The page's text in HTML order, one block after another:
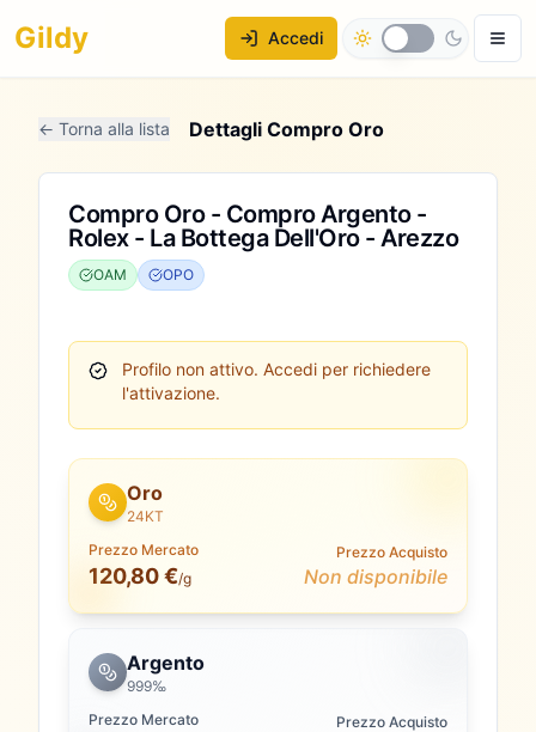
Gildy Accedi
← Torna alla lista Dettagli Compro Oro
Compro Oro - Compro Argento -
Rolex - La Bottega Dell'Oro - Arezzo
OAM OPO
Profilo non attivo. Accedi per richiedere
l'attivazione.
Oro
24KT
Prezzo Mercato
120,80 €/g
Prezzo Acquisto
Non disponibile
Argento
999‰
Prezzo Mercato
Prezzo Acquisto